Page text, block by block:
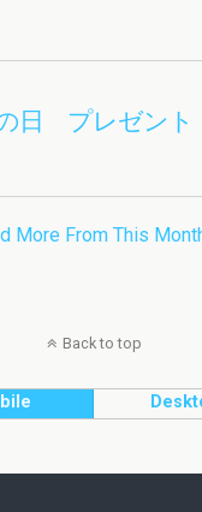
日 プレゼント
More From This
Back to top